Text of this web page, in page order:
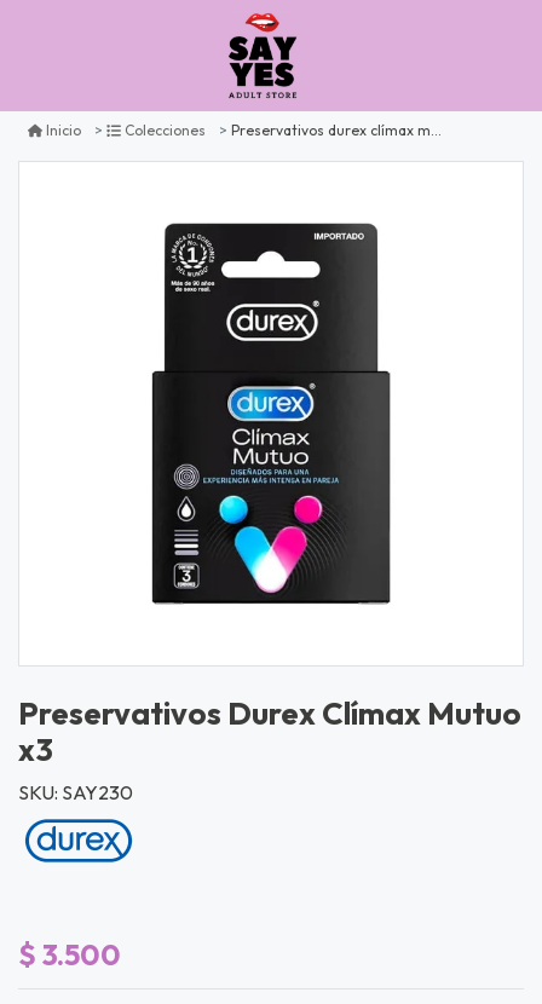
Inicio Colecciones Preservativos durex clímax mutuo x3
Preservativos Durex Clímax Mutuo
x3
SKU: SAY230
$ 3.500